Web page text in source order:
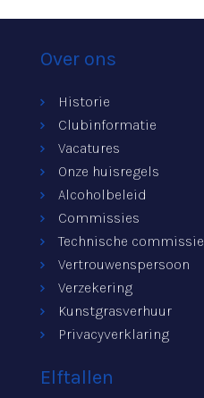
Over ons
Historie
Clubinformatie
Vacatures
Onze huisregels
Alcoholbeleid
Commissies
Technische commissie
Vertrouwenspersoon
Verzekering
Kunstgrasverhuur
Privacyverklaring
Elftallen